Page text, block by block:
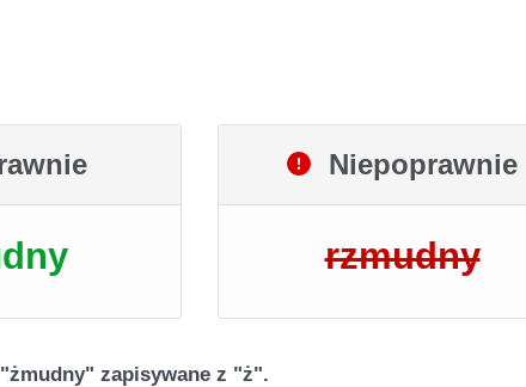
Niepoprawnie
rzmudny
zapisywane z "ż".